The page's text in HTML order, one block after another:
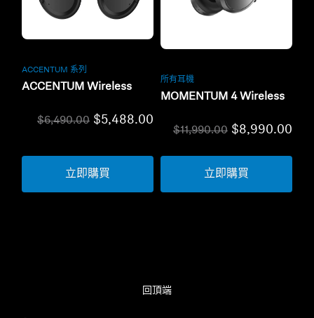
ACCENTUM 系列
ACCENTUM Wireless
$6,490.00 $5,488.00
立即購買
所有耳機
MOMENTUM 4 Wireless
$11,990.00 $8,990.00
立即購買
回頂端